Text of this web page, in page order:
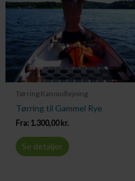
Tørring Kanoudlejning
Tørring til Gammel Rye
Fra: 1.300,00 kr.
Se detaljer